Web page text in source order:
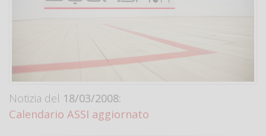
Notizia del 18/03/2008:
Calendario ASSI aggiornato